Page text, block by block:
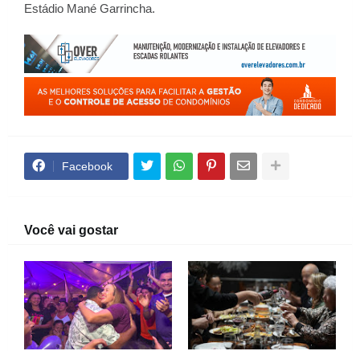
Estádio Mané Garrincha.
Facebook
Você vai gostar